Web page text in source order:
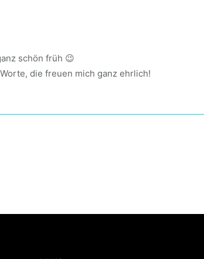
schön früh 😉
die freuen mich ganz ehrlich!